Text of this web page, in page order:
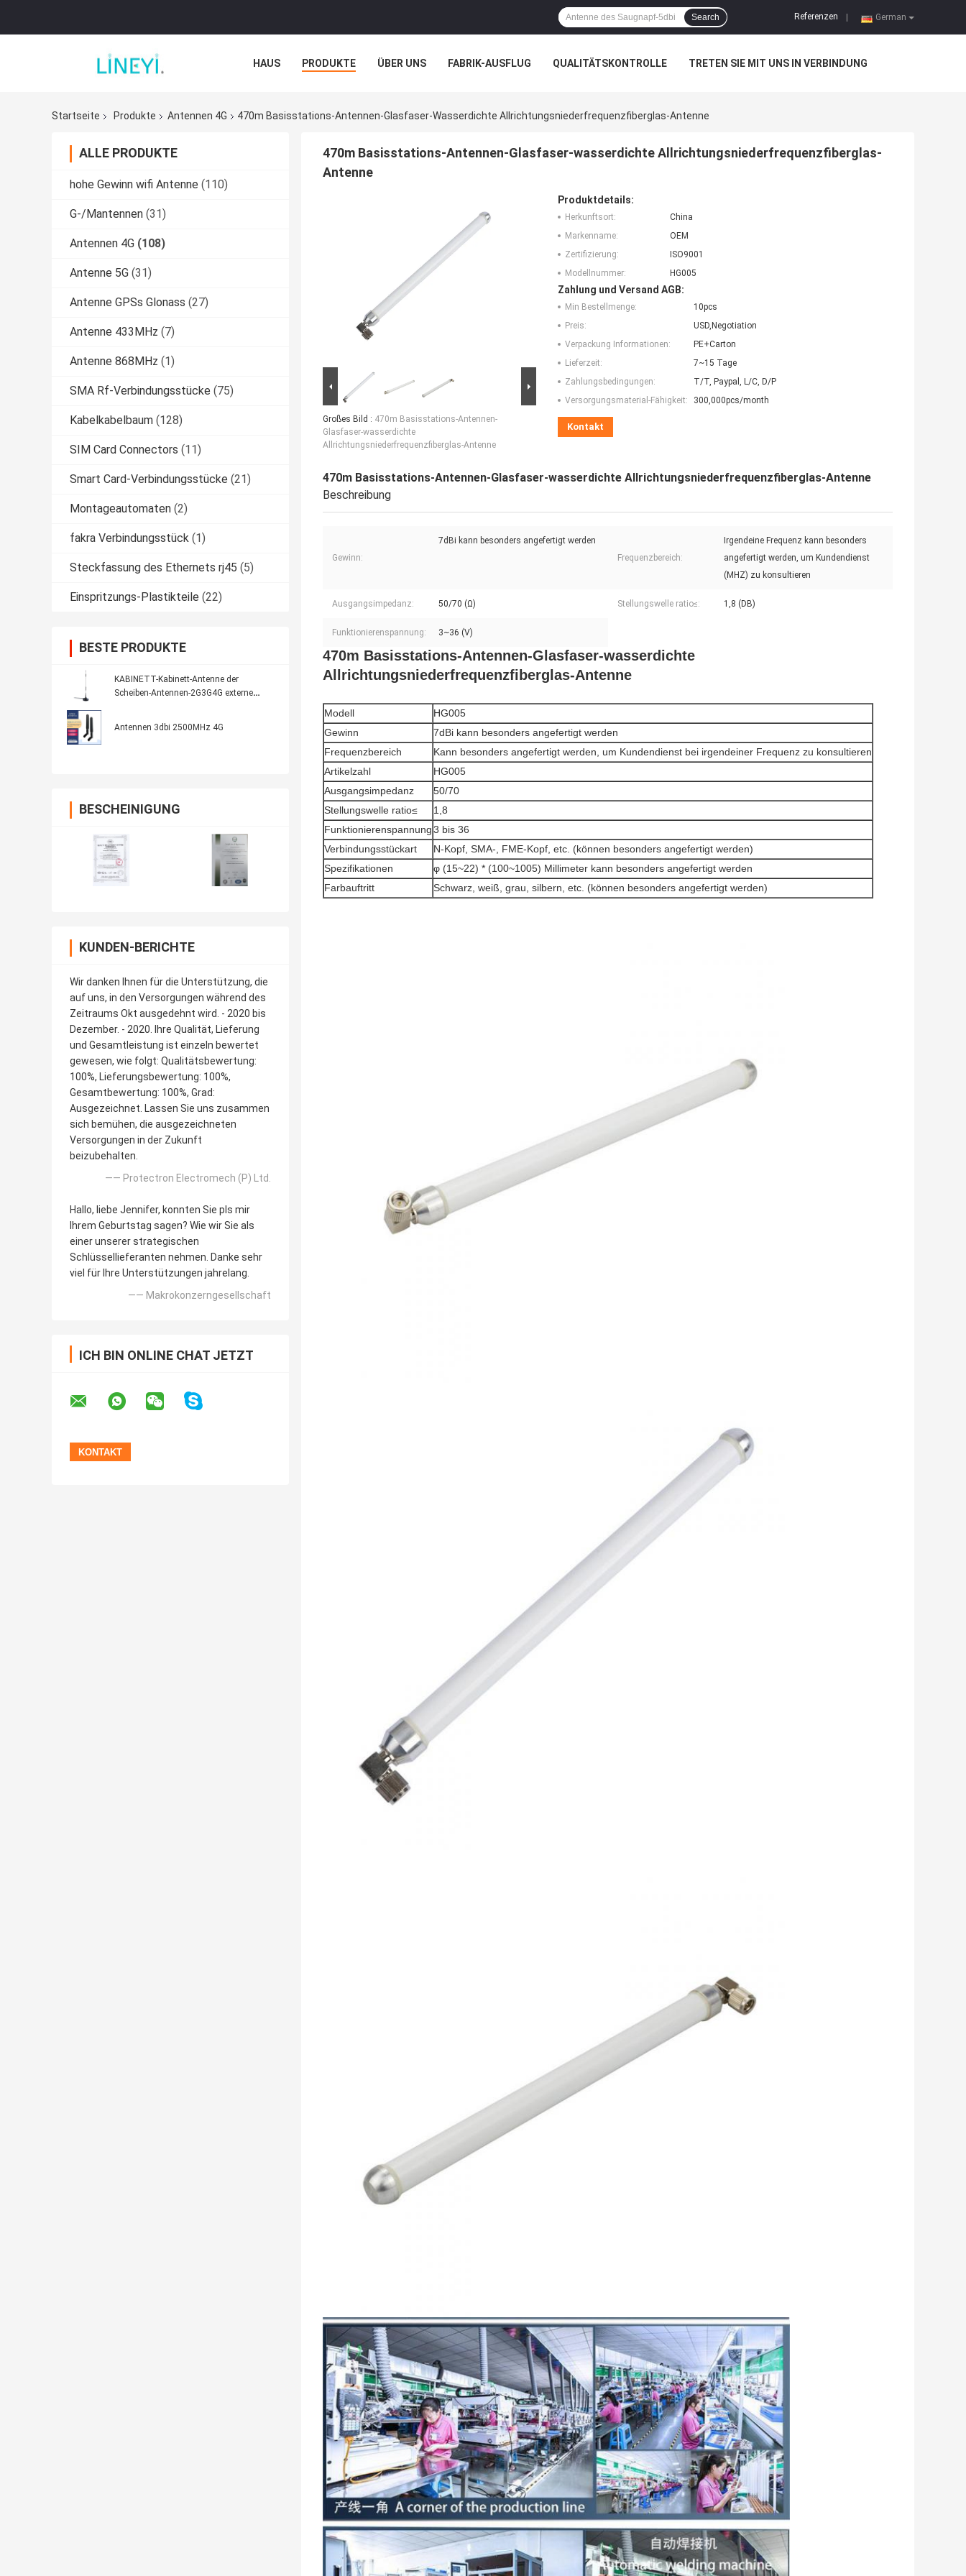
German
Referenzen
Search
HAUS PRODUKTE ÜBER UNS FABRIK-AUSFLUG QUALITÄTSKONTROLLE TRETEN SIE MIT UNS IN VERBINDUNG
Startseite
Produkte Antennen 4G 470m Basisstations-Antennen-Glasfaser-Wasserdichte Allrichtungsniederfrequenzfiberglas-Antenne
ALLE PRODUKTE
hohe Gewinn wifi Antenne (110)
G-/Mantennen (31)
Antennen 4G (108)
Antenne 5G (31)
Antenne GPSs Glonass (27)
Antenne 433MHz (7)
Antenne 868MHz (1)
SMA Rf-Verbindungsstücke (75)
Kabelkabelbaum (128)
SIM Card Connectors (11)
Smart Card-Verbindungsstücke (21)
Montageautomaten (2)
fakra Verbindungsstück (1)
Steckfassung des Ethernets rj45 (5)
Einspritzungs-Plastikteile (22)
BESTE PRODUKTE
KABINETT-Kabinett-Antenne der
Scheiben-Antennen-2G3G4G externe
Antennen 3dbi 2500MHz 4G
BESCHEINIGUNG
KUNDEN-BERICHTE
Wir danken Ihnen für die Unterstützung, die
auf uns, in den Versorgungen während des
Zeitraums Okt ausgedehnt wird. - 2020 bis
Dezember. - 2020. Ihre Qualität, Lieferung
und Gesamtleistung ist einzeln bewertet
gewesen, wie folgt: Qualitätsbewertung:
100%, Lieferungsbewertung: 100%,
Gesamtbewertung: 100%, Grad:
Ausgezeichnet. Lassen Sie uns zusammen
sich bemühen, die ausgezeichneten
Versorgungen in der Zukunft
beizubehalten.
—— Protectron Electromech (P) Ltd.
Hallo, liebe Jennifer, konnten Sie pls mir
Ihrem Geburtstag sagen? Wie wir Sie als
einer unserer strategischen
Schlüssellieferanten nehmen. Danke sehr
viel für Ihre Unterstützungen jahrelang.
—— Makrokonzerngesellschaft
ICH BIN ONLINE CHAT JETZT
470m Basisstations-Antennen-Glasfaser-wasserdichte Allrichtungsniederfrequenzfiberglas-
Antenne
Großes Bild : 470m Basisstations-Antennen-
Glasfaser-wasserdichte
Allrichtungsniederfrequenzfiberglas-Antenne
Produktdetails:
Herkunftsort:
China
Markenname:
OEM
Zertifizierung:
ISO9001
Modellnummer:
HG005
Zahlung und Versand AGB:
Min Bestellmenge:
10pcs
Preis:
USD,Negotiation
Verpackung Informationen:
PE+Carton
Lieferzeit:
7~15 Tage
Zahlungsbedingungen:
T/T, Paypal, L/C, D/P
Versorgungsmaterial-Fähigkeit:
300,000pcs/month
Kontakt
470m Basisstations-Antennen-Glasfaser-wasserdichte Allrichtungsniederfrequenzfiberglas-Antenne
Beschreibung
Gewinn:
7dBi kann besonders angefertigt werden
Frequenzbereich:
Irgendeine Frequenz kann besonders
angefertigt werden, um Kundendienst
(MHZ) zu konsultieren
Ausgangsimpedanz: 50/70 (Ω) Stellungswelle ratio≤: 1,8 (DB)
Funktionierenspannung: 3~36 (V)
470m Basisstations-Antennen-Glasfaser-wasserdichte
Allrichtungsniederfrequenzfiberglas-Antenne
Modell
HG005
Gewinn
7dBi kann besonders angefertigt werden
Frequenzbereich
Kann besonders angefertigt werden, um Kundendienst bei irgendeiner Frequenz zu konsultieren
Artikelzahl
HG005
Ausgangsimpedanz
50/70
Stellungswelle ratio≤
1,8
Funktionierenspannung3 bis 36
Verbindungsstückart
N-Kopf, SMA-, FME-Kopf, etc. (können besonders angefertigt werden)
Spezifikationen
φ (15~22) * (100~1005) Millimeter kann besonders angefertigt werden
Farbauftritt
Schwarz, weiß, grau, silbern, etc. (können besonders angefertigt werden)